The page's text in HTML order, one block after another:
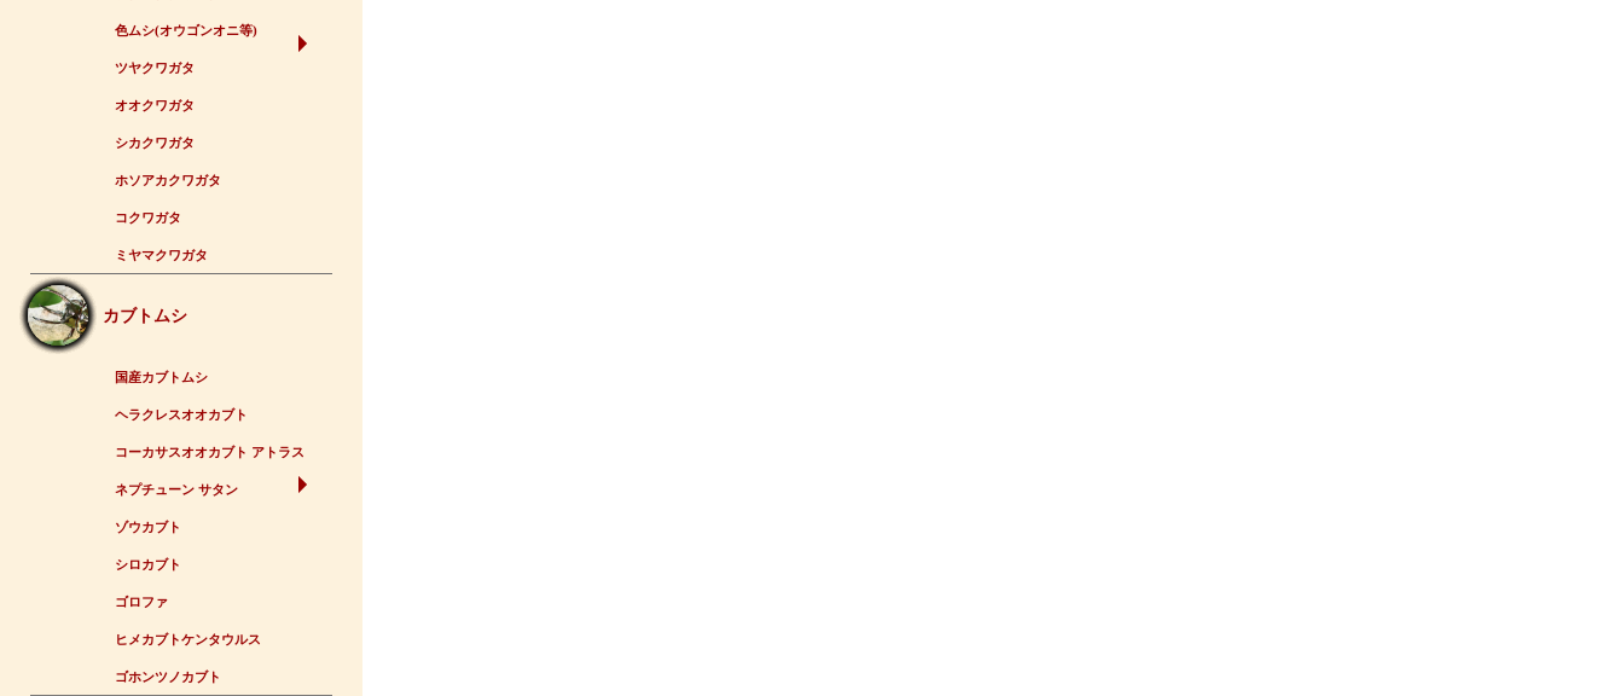
色ムシ(オウゴンオニ等)
ツヤクワガタ
オオクワガタ
シカクワガタ
ホソアカクワガタ
コクワガタ
ミヤマクワガタ
カブトムシ
国産カブトムシ
ヘラクレスオオカブト
コーカサスオオカブト アトラス
ネプチューン サタン
ゾウカブト
シロカブト
ゴロファ
ヒメカブトケンタウルス
ゴホンツノカブト